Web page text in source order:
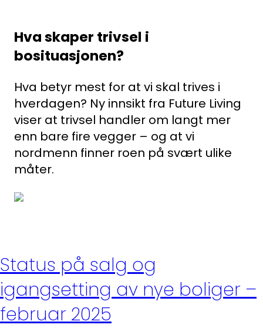
Hva skaper trivsel i
bosituasjonen?
Hva betyr mest for at vi skal trives i
hverdagen? Ny innsikt fra Future Living
viser at trivsel handler om langt mer
enn bare fire vegger – og at vi
nordmenn finner roen på svært ulike
måter.
Status på salg og
igangsetting av nye boliger –
februar 2025